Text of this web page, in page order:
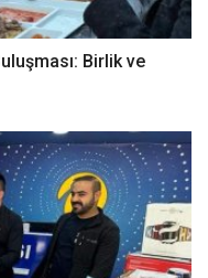
Birlik ve